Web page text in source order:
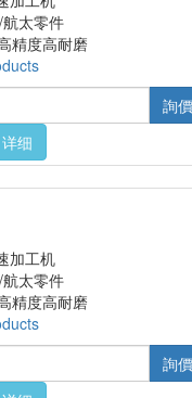
太零件
精度高耐磨
詢價
详细
加工机
太零件
精度高耐磨
詢價